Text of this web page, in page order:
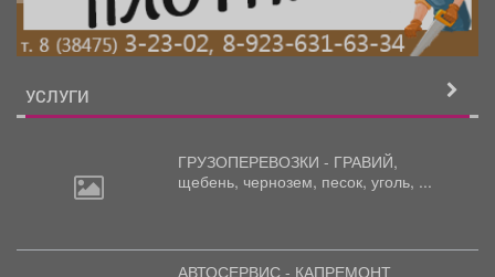
УСЛУГИ
ГРУЗОПЕРЕВОЗКИ - ГРАВИЙ,
щебень, чернозем, песок, уголь, ...
АВТОСЕРВИС - КАПРЕМОНТ